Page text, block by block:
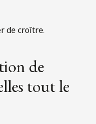
de croître.
de
tout le